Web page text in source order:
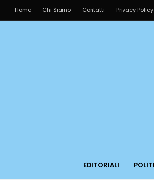
Home Chi Siamo Contatti Privacy Policy
EDITORIALI